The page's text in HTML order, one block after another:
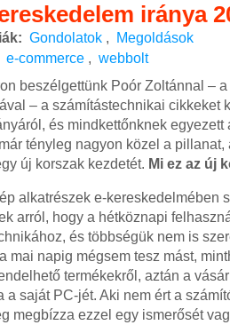
iránya
Gondolatok , Megoldások
e-commerce , webbolt
beszélgettünk Poór Zoltánnal – a
– a számítástechnikai cikkeket
és mindkettőnknek egyezett
tényleg nagyon közel a
új korszak kezdetét. Mi ez az új
alkatrészek e-kereskedelmében
arról, hogy a hétköznapi
és többségük nem is
mai napig mégsem tesz mást,
termékekről, aztán a
a saját PC-jét. Aki nem ért a
megbízza ezzel egy ismerősét